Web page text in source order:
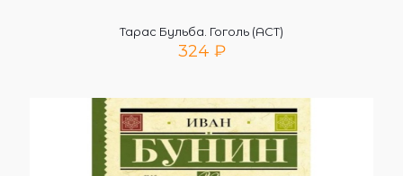
Тарас Бульба. Гоголь (АСТ)
324 ₽